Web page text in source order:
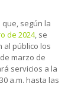
según la
de 2024, se
al público los
marzo de
servicios a la
a.m. hasta las